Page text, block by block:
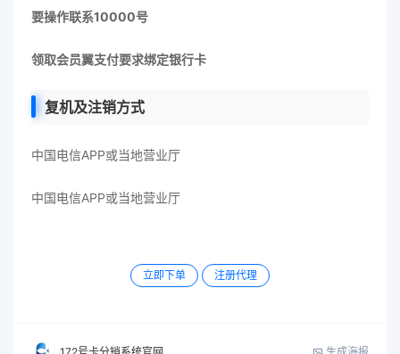
要操作联系10000号
领取会员翼支付要求绑定银行卡
复机及注销方式
中国电信APP或当地营业厅
中国电信APP或当地营业厅
立即下单 注册代理